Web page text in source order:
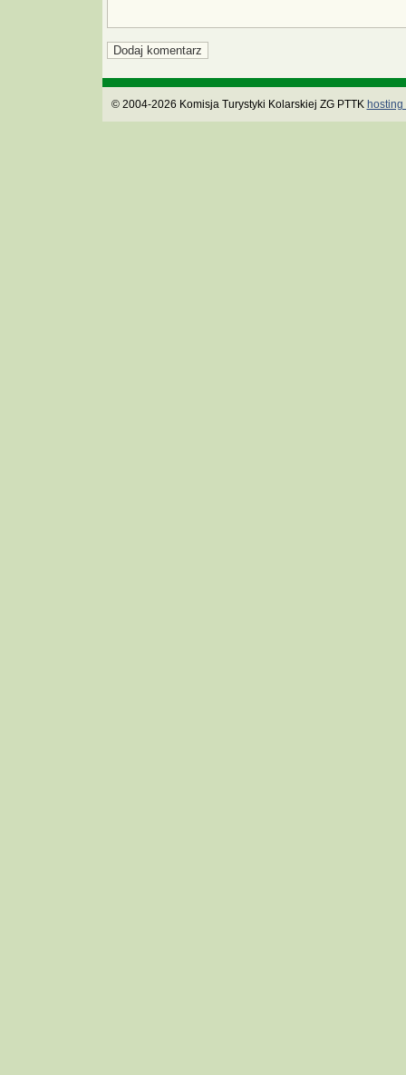
© 2004-2026 Komisja Turystyki Kolarskiej ZG PTTK